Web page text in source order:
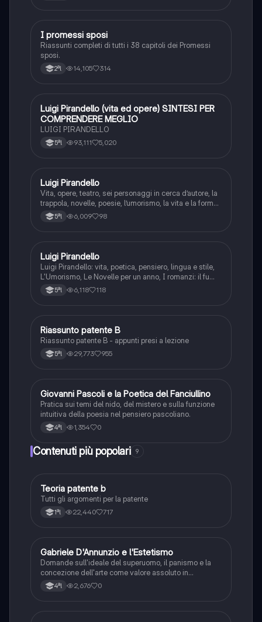
Italiano
I promessi sposi
Riassunti completi di tutti i 38 capitoli dei Promessi
sposi.
2ªl 14,105 314
Italiano
Luigi Pirandello (vita ed opere) SINTESI PER
COMPRENDERE MEGLIO
LUIGI PIRANDELLO
5ªl 93,111 5,020
Italiano
Luigi Pirandello
Vita, opere, teatro, sei personaggi in cerca d’autore, la
trappola, novelle, poesie, l’umorismo, la vita e la forma,
frantumazione dell’Io, la civiltà moderna e
l’alienazione, il treno ha fischiato, canta l’epistola, i
5ªl 6,009 98
Italiano
Luigi Pirandello
Luigi Pirandello: vita, poetica, pensiero, lingua e stile,
L'Umorismo, Le Novelle per un anno, I romanzi: il fu
Mattia Pascal, Quaderni di Serafino Gubbio operatore;
Uno, nessuno e centomila; il teatro: Sei personaggi in
5ªl 6,118 118
Italiano
Riassunto patente B
Riassunto patente B - appunti presi a lezione
5ªl 29,773 955
GItaliano
Giovanni Pascoli e la Poetica del Fanciullino
Pratica sui temi del nido, del mistero e sulla funzione
intuitiva della poesia nel pensiero pascoliano.
4ªl 1,354 0
Contenuti più popolari 9
Altro
Teoria patente b
Tutti gli argomenti per la patente
1ªl 22,440 717
GItaliano
Gabriele D'Annunzio e l'Estetismo
Domande sull'ideale del superuomo, il panismo e la
concezione dell'arte come valore assoluto in
D'Annunzio.
4ªl 2,676 0